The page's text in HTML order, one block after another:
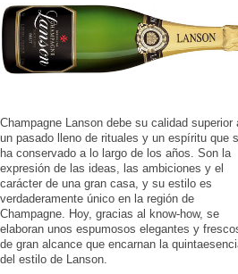
Champagne Lanson debe su calidad superior
un pasado lleno de rituales y un espíritu que
ha conservado a lo largo de los años. Son la
expresión de las ideas, las ambiciones y el
carácter de una gran casa, y su estilo es
verdaderamente único en la región de
Champagne. Hoy, gracias al know-how, se
elaboran unos espumosos elegantes y
de gran alcance que encarnan la
del estilo de Lanson.